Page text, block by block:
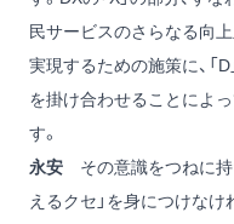
民サービスのさらなる向
実現するための施策に、「
を掛け合わせることによっ
す。
永安 その意識をつねに持
えるクセ」を身につけなけ